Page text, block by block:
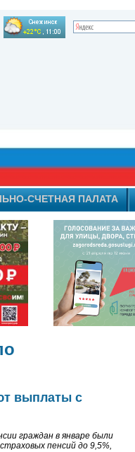
СЧЕТНАЯ ПАЛАТА
выплаты с
граждан в январе были
пенсий до 9,5%,